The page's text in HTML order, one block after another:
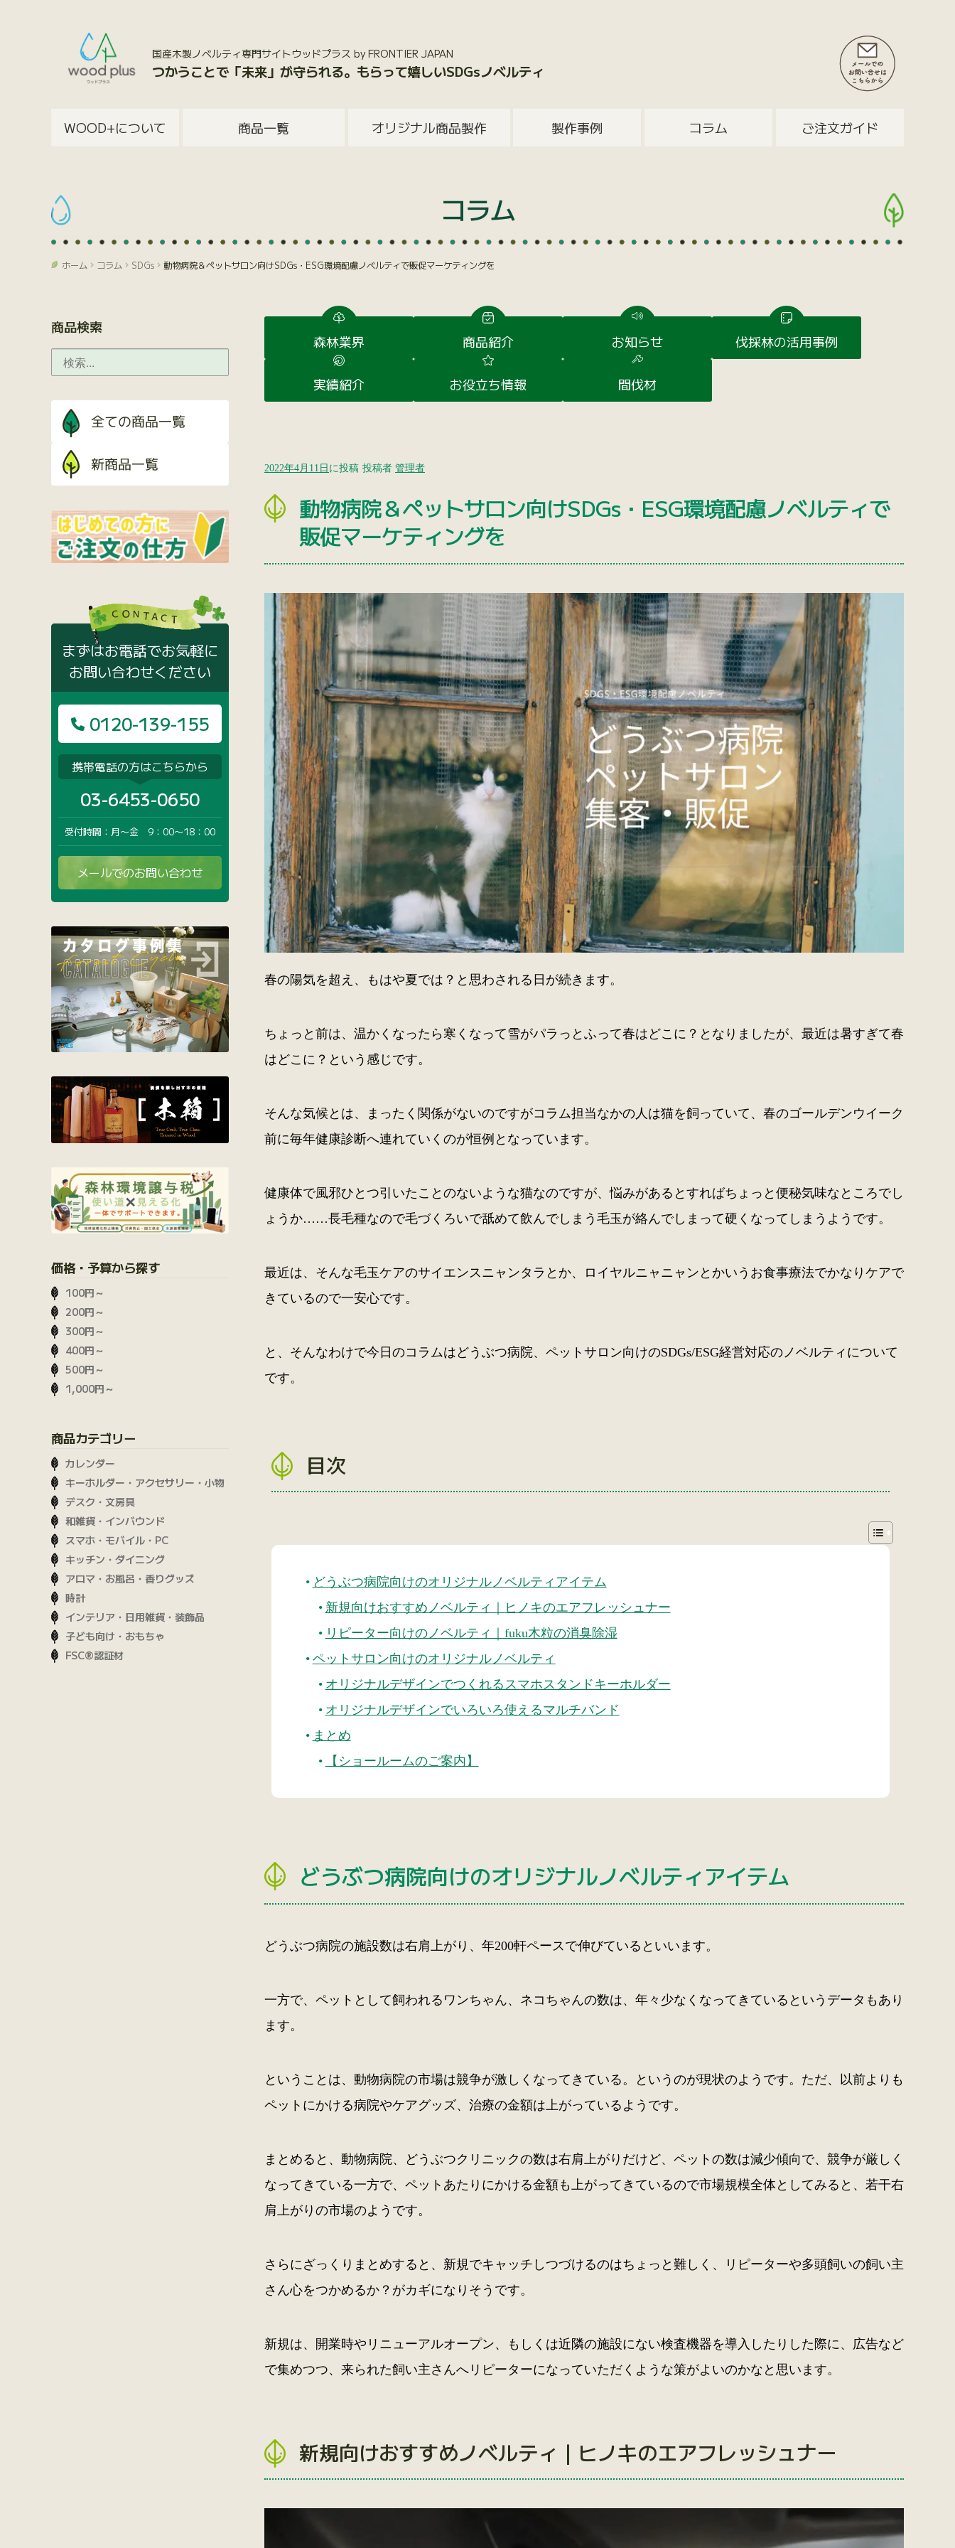
国産木製ノベルティ専門サイトウッドプラス by FRONTIER JAPAN
つかうことで「未来」が守られる。もらって嬉しいSDGsノベルティ
WOOD+について 商品一覧 オリジナル商品製作 製作事例 コラム ご注文ガイド
コラム
ホーム コラム SDGs 動物病院＆ペットサロン向けSDGs・ESG環境配慮ノベルティで販促マーケティングを
森林業界 商品紹介 お知らせ 伐採林の活用事例
実績紹介 お役立ち情報 間伐材
2022年4月11日 に投稿 投稿者 管理者
動物病院＆ペットサロン向けSDGs・ESG環境配慮ノベルティで
販促マーケティングを
春の陽気を超え、もはや夏では？と思わされる日が続きます。
ちょっと前は、温かくなったら寒くなって雪がパラっとふって春はどこに？となりましたが、最近は暑すぎて春
はどこに？という感じです。
そんな気候とは、まったく関係がないのですがコラム担当なかの人は猫を飼っていて、春のゴールデンウイーク
前に毎年健康診断へ連れていくのが恒例となっています。
健康体で風邪ひとつ引いたことのないような猫なのですが、悩みがあるとすればちょっと便秘気味なところでし
ょうか……長毛種なので毛づくろいで舐めて飲んでしまう毛玉が絡んでしまって硬くなってしまうようです。
最近は、そんな毛玉ケアのサイエンスニャンタラとか、ロイヤルニャニャンとかいうお食事療法でかなりケアで
きているので一安心です。
と、そんなわけで今日のコラムはどうぶつ病院、ペットサロン向けのSDGs/ESG経営対応のノベルティについて
です。
目次
どうぶつ病院向けのオリジナルノベルティアイテム
新規向けおすすめノベルティ｜ヒノキのエアフレッシュナー
リピーター向けのノベルティ｜fuku木粒の消臭除湿
ペットサロン向けのオリジナルノベルティ
オリジナルデザインでつくれるスマホスタンドキーホルダー
オリジナルデザインでいろいろ使えるマルチバンド
まとめ
【ショールームのご案内】
どうぶつ病院向けのオリジナルノベルティアイテム
どうぶつ病院の施設数は右肩上がり、年200軒ペースで伸びているといいます。
一方で、ペットとして飼われるワンちゃん、ネコちゃんの数は、年々少なくなってきているというデータもあり
ます。
ということは、動物病院の市場は競争が激しくなってきている。というのが現状のようです。ただ、以前よりも
ペットにかける病院やケアグッズ、治療の金額は上がっているようです。
まとめると、動物病院、どうぶつクリニックの数は右肩上がりだけど、ペットの数は減少傾向で、競争が厳しく
なってきている一方で、ペットあたりにかける金額も上がってきているので市場規模全体としてみると、若干右
肩上がりの市場のようです。
さらにざっくりまとめすると、新規でキャッチしつづけるのはちょっと難しく、リピーターや多頭飼いの飼い主
さん心をつかめるか？がカギになりそうです。
新規は、開業時やリニューアルオープン、もしくは近隣の施設にない検査機器を導入したりした際に、広告など
で集めつつ、来られた飼い主さんへリピーターになっていただくような策がよいのかなと思います。
新規向けおすすめノベルティ｜ヒノキのエアフレッシュナー
商品検索
まずはお電話でお気軽に
お問い合わせください
0120-139-155
携帯電話の方はこちらから
03-6453-0650
受付時間：月〜金 9：00〜18：00
メールでのお問い合わせ
価格・予算から探す
100円～
200円～
300円～
400円～
500円～
1,000円～
商品カテゴリー
カレンダー
キーホルダー・アクセサリー・小物
デスク・文房具
和雑貨・インバウンド
スマホ・モバイル・PC
キッチン・ダイニング
アロマ・お風呂・香りグッズ
時計
インテリア・日用雑貨・装飾品
子ども向け・おもちゃ
FSC®認証材